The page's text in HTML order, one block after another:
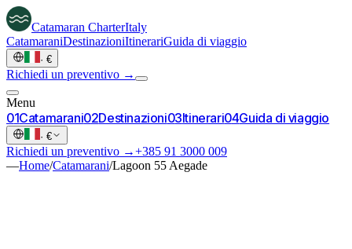
Catamaran CharterItaly
CatamaraniDestinazioniItinerariGuida di viaggio
· €
Richiedi un preventivo →
Menu
01Catamarani02Destinazioni03Itinerari04Guida di viaggio
· €
Richiedi un preventivo →+385 91 3000 009
—Home/Catamarani/Lagoon 55 Aegade